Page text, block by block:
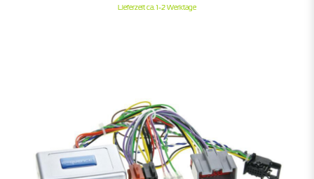
Lieferzeit ca. 1-2 Werktage